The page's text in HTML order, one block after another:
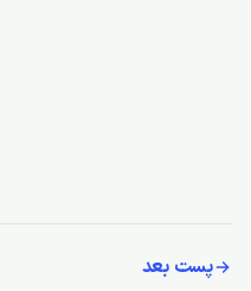
پست بعد